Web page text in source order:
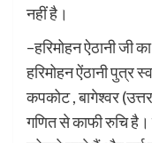
नहीं है।
–हरिमोहन ऐठानी जी
हरिमोहन ऐंठानी पुत्र
कपकोट , बागेश्वर
गणित से काफी रुचि है।